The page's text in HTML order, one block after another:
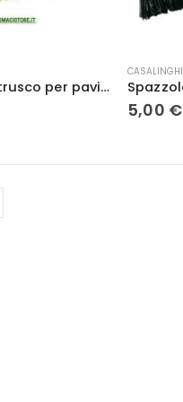
prodotto
Spazzolone etrusco per pavimenti
CASALINGHI
5,00 €